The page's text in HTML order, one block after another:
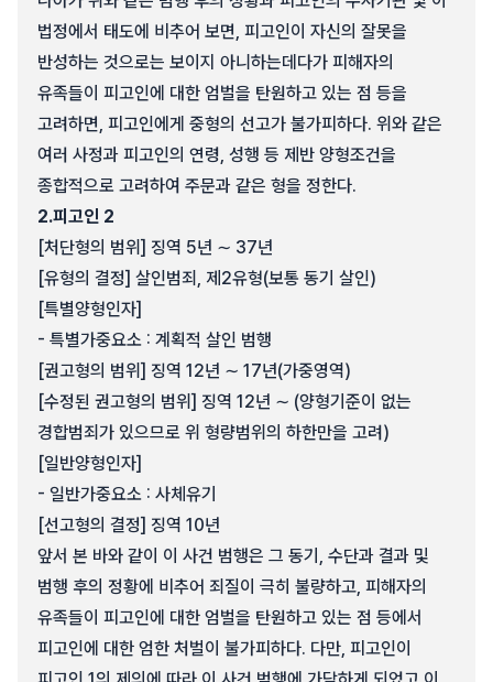
법정에서 태도에 비추어 보면, 피고인이 자신의 잘못을
반성하는 것으로는 보이지 아니하는데다가 피해자의
유족들이 피고인에 대한 엄벌을 탄원하고 있는 점 등을
고려하면, 피고인에게 중형의 선고가 불가피하다. 위와 같은
여러 사정과 피고인의 연령, 성행 등 제반 양형조건을
종합적으로 고려하여 주문과 같은 형을 정한다.
2.피고인 2
[처단형의 범위] 징역 5년 ∼ 37년
[유형의 결정] 살인범죄, 제2유형(보통 동기 살인)
[특별양형인자]
- 특별가중요소 : 계획적 살인 범행
[권고형의 범위] 징역 12년 ∼ 17년(가중영역)
[수정된 권고형의 범위] 징역 12년 ∼ (양형기준이 없는
경합범죄가 있으므로 위 형량범위의 하한만을 고려)
[일반양형인자]
- 일반가중요소 : 사체유기
[선고형의 결정] 징역 10년
앞서 본 바와 같이 이 사건 범행은 그 동기, 수단과 결과 및
범행 후의 정황에 비추어 죄질이 극히 불량하고, 피해자의
유족들이 피고인에 대한 엄벌을 탄원하고 있는 점 등에서
피고인에 대한 엄한 처벌이 불가피하다. 다만, 피고인이